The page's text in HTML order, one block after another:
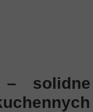
– solidne